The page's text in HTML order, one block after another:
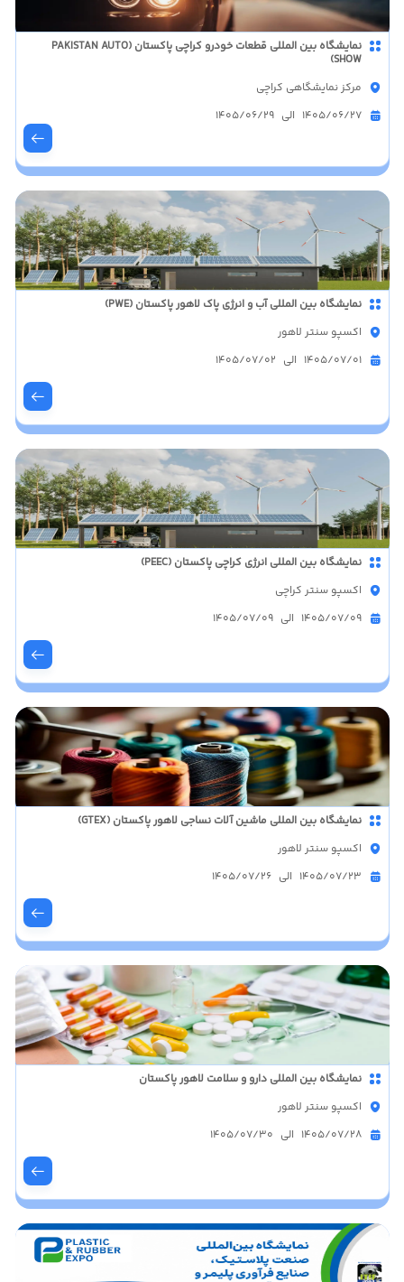
نمایشگاه بین المللی قطعات خودرو کراچی پاکستان (PAKISTAN AUTO
SHOW)
مرکز نمایشگاهی کراچی
1405/06/27 الی 1405/06/29
نمایشگاه بین المللی آب و انرژی پاک لاهور پاکستان (PWE)
اکسپو سنتر لاهور
1405/07/01 الی 1405/07/02
نمایشگاه بین المللی انرژی کراچی پاکستان (PEEC)
اکسپو سنتر کراچی
1405/07/09 الی 1405/07/09
نمایشگاه بین المللی ماشین آلات نساجی لاهور پاکستان (GTEX)
اکسپو سنتر لاهور
1405/07/23 الی 1405/07/26
نمایشگاه بین المللی دارو و سلامت لاهور پاکستان
اکسپو سنتر لاهور
1405/07/28 الی 1405/07/30